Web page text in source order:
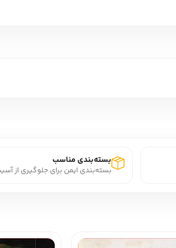
بسته‌بندی مناسب
بسته‌بندی ایمن برای جلوگیری از